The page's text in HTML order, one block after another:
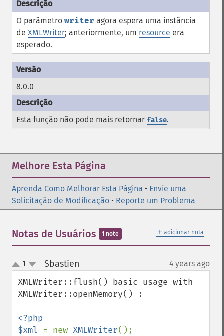
O parâmetro writer agora espera uma instância
de XMLWriter; anteriormente, um resource era
esperado.
8.0.0
Esta função não pode mais retornar false.
Melhore Esta Página
Aprenda Como Melhorar Esta Página • Envie uma
Solicitação de Modificação • Reporte um Problema
＋ adicionar nota
Notas de Usuários 1 note
up
down
1 Sbastien 4 years ago
XMLWriter::flush() basic usage with
XMLWriter::openMemory() :
<?php
$xml = new XMLWriter